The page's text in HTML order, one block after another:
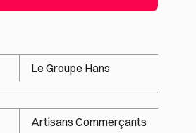
Le Groupe Hans
Artisans Commerçants